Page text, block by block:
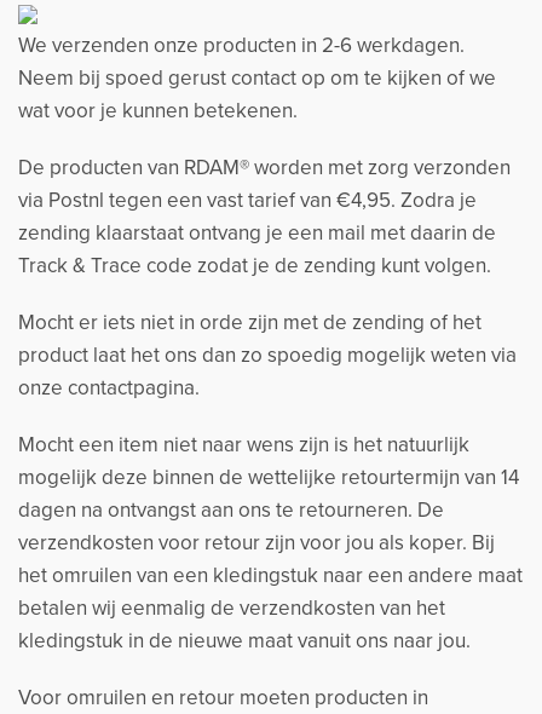
We verzenden onze producten in 2-6 werkdagen.
Neem bij spoed gerust contact op om te kijken of we
wat voor je kunnen betekenen.
De producten van RDAM® worden met zorg verzonden
via Postnl tegen een vast tarief van €4,95. Zodra je
zending klaarstaat ontvang je een mail met daarin de
Track & Trace code zodat je de zending kunt volgen.
Mocht er iets niet in orde zijn met de zending of het
product laat het ons dan zo spoedig mogelijk weten via
onze contactpagina.
Mocht een item niet naar wens zijn is het natuurlijk
mogelijk deze binnen de wettelijke retourtermijn van 14
dagen na ontvangst aan ons te retourneren. De
verzendkosten voor retour zijn voor jou als koper. Bij
het omruilen van een kledingstuk naar een andere maat
betalen wij eenmalig de verzendkosten van het
kledingstuk in de nieuwe maat vanuit ons naar jou.
Voor omruilen en retour moeten producten in